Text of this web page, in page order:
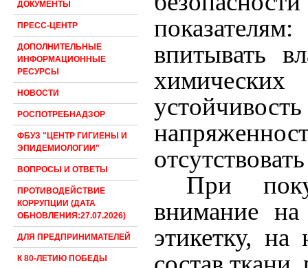
ДОКУМЕНТЫ
ПРЕСС-ЦЕНТР
ДОПОЛНИТЕЛЬНЫЕ
ИНФОРМАЦИОННЫЕ
РЕСУРСЫ
НОВОСТИ
РОСПОТРЕБНАДЗОР
ФБУЗ "ЦЕНТР ГИГИЕНЫ И
ЭПИДЕМИОЛОГИИ"
ВОПРОСЫ И ОТВЕТЫ
ПРОТИВОДЕЙСТВИЕ
КОРРУПЦИИ (ДАТА
ОБНОВЛЕНИЯ:27.07.2026)
ДЛЯ ПРЕДПРИНИМАТЕЛЕЙ
К 80-ЛЕТИЮ ПОБЕДЫ
впитывать
При
внимание
этикетку, на